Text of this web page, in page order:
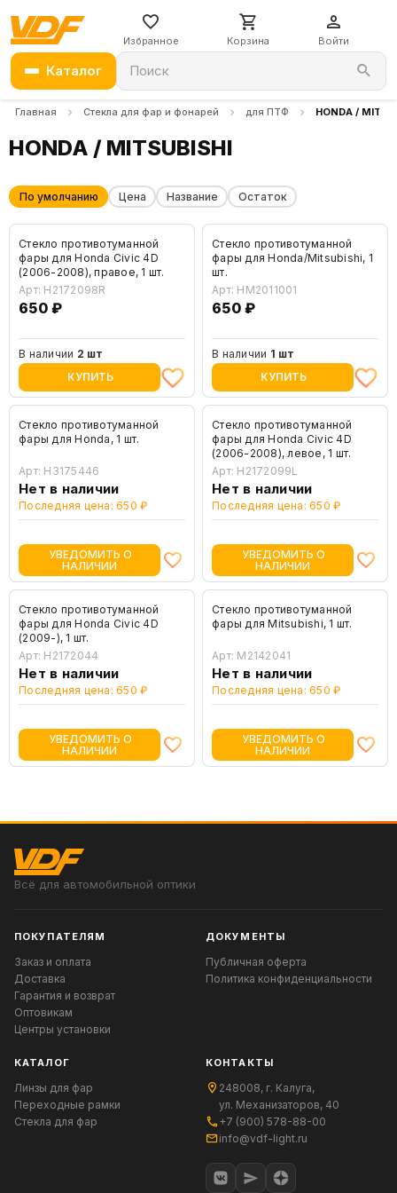
Избранное Корзина Войти
Каталог Поиск
Главная Стекла для фар и фонарей для ПТФ HONDA /
HONDA / MITSUBISHI
По умолчанию Цена Название Остаток
Стекло противотуманной
фары для Honda Civic 4D
(2006-2008), правое, 1 шт.
Арт: H2172098R
650 ₽
В наличии 2 шт
КУПИТЬ
Стекло противотуманной
фары для Honda/Mitsubishi, 1
шт.
Арт: HM2011001
650 ₽
В наличии 1 шт
КУПИТЬ
Стекло противотуманной
фары для Honda, 1 шт.
Арт: H3175446
Нет в наличии
Последняя цена: 650 ₽
УВЕДОМИТЬ О
НАЛИЧИИ
Стекло противотуманной
фары для Honda Civic 4D
(2006-2008), левое, 1 шт.
Арт: H2172099L
Нет в наличии
Последняя цена: 650 ₽
УВЕДОМИТЬ О
НАЛИЧИИ
Стекло противотуманной
фары для Honda Civic 4D
(2009-), 1 шт.
Арт: H2172044
Нет в наличии
Последняя цена: 650 ₽
УВЕДОМИТЬ О
НАЛИЧИИ
Стекло противотуманной
фары для Mitsubishi, 1 шт.
Арт: M2142041
Нет в наличии
Последняя цена: 650 ₽
УВЕДОМИТЬ О
НАЛИЧИИ
Всё для автомобильной оптики
ПОКУПАТЕЛЯМ
Заказ и оплата
Доставка
Гарантия и возврат
Оптовикам
Центры установки
ДОКУМЕНТЫ
Публичная оферта
Политика конфиденциальности
КАТАЛОГ
Линзы для фар
Переходные рамки
Стекла для фар
КОНТАКТЫ
248008, г. Калуга,
ул. Механизаторов, 40
+7 (900) 578-88-00
info@vdf-light.ru